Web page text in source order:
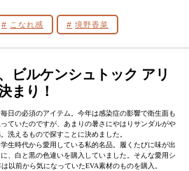
こなれ感 境野香菜
ビルケンシュトック アリ
まり！
日の必須のアイテム。今年は感染症の影響で衛生面も
ていたのですが、あまりの暑さにやはりサンダルがや
洗えるもので探すことに決めました。
生時代から愛用している私的名品。履くたびに味が出
、白と黒の色違いを購入していました。そんな愛用シ
以前から気になっていたEVA素材のものを購入。